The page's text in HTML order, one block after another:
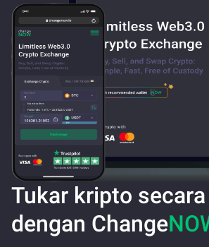
Tukar kripto
dengan Change